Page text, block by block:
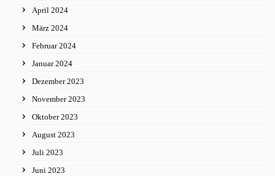
April 2024
März 2024
Februar 2024
Januar 2024
Dezember 2023
November 2023
Oktober 2023
August 2023
Juli 2023
Juni 2023